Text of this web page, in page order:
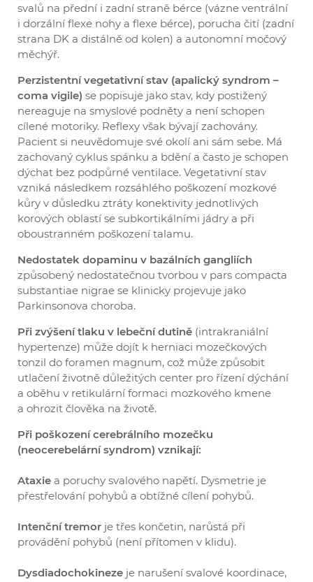
svalů na přední i zadní straně bérce (vázne ventrální
i dorzální flexe nohy a flexe bérce), porucha čití (zadní
strana DK a distálně od kolen) a autonomní močový
měchýř.
Perzistentní vegetativní stav (apalický syndrom –
coma vigile) se popisuje jako stav, kdy postižený
nereaguje na smyslové podněty a není schopen
cílené motoriky. Reflexy však bývají zachovány.
Pacient si neuvědomuje své okolí ani sám sebe. Má
zachovaný cyklus spánku a bdění a často je schopen
dýchat bez podpůrné ventilace. Vegetativní stav
vzniká následkem rozsáhlého poškození mozkové
kůry v důsledku ztráty konektivity jednotlivých
korových oblastí se subkortikálními jádry a při
oboustranném poškození talamu.
Nedostatek dopaminu v bazálních gangliích
způsobený nedostatečnou tvorbou v pars compacta
substantiae nigrae se klinicky projevuje jako
Parkinsonova choroba.
Při zvýšení tlaku v lebeční dutině (intrakraniální
hypertenze) může dojít k herniaci mozečkových
tonzil do foramen magnum, což může způsobit
utlačení životně důležitých center pro řízení dýchání
a oběhu v retikulární formaci mozkového kmene
a ohrozit člověka na životě.
Při poškození cerebrálního mozečku
(neocerebelární syndrom) vznikají:
Ataxie a poruchy svalového napětí. Dysmetrie je
přestřelování pohybů a obtížné cílení pohybů.
Intenční tremor je třes končetin, narůstá při
provádění pohybů (není přítomen v klidu).
Dysdiadochokineze je narušení svalové koordinace,